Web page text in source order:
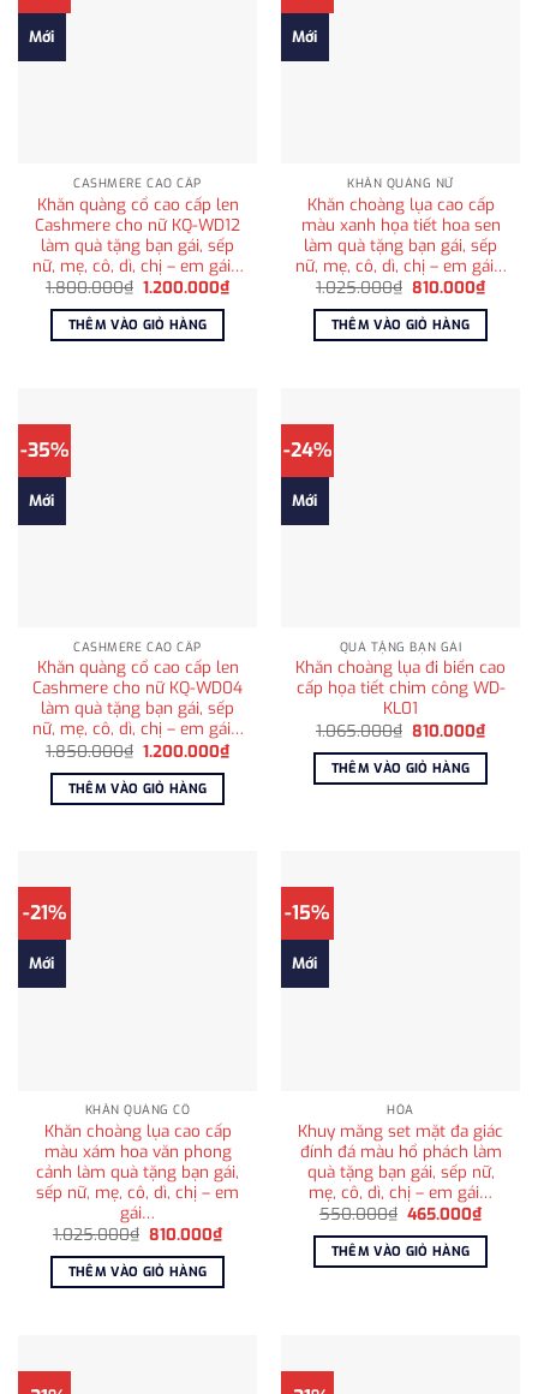
Mới
CASHMERE CAO CẤP
Khăn quàng cổ cao cấp len
Cashmere cho nữ KQ-WD12
làm quà tặng bạn gái, sếp
nữ, mẹ, cô, dì, chị – em gái…
1.800.000₫ Giá
là:
1.800.000₫.
1.200.000₫Giá
hiện
1.200.000₫.
THÊM VÀO GIỎ HÀNG
Mới
KHĂN QUÀNG NỮ
Khăn choàng lụa cao cấp
màu xanh họa tiết hoa sen
làm quà tặng bạn gái, sếp
nữ, mẹ, cô, dì, chị – em gái…
1.025.000₫ Giá
là:
1.025.000₫.
810.000₫Giá
hiện
tại
THÊM VÀO GIỎ HÀNG
-35%
Mới
CASHMERE CAO CẤP
Khăn quàng cổ cao cấp len
Cashmere cho nữ KQ-WD04
làm quà tặng bạn gái, sếp
nữ, mẹ, cô, dì, chị – em gái…
1.850.000₫ Giá
là:
1.850.000₫.
1.200.000₫Giá
hiện
THÊM VÀO GIỎ HÀNG
-24%
Mới
QUÀ TẶNG BẠN GÁI
Khăn choàng lụa đi biển cao
cấp họa tiết chim công WD-
KL01
1.065.000₫ Giá
là:
1.065.000₫.
810.000₫Giá
hiện
tại
THÊM VÀO GIỎ HÀNG
-21%
Mới
KHĂN QUÀNG CỔ
Khăn choàng lụa cao cấp
màu xám hoa văn phong
cảnh làm quà tặng bạn gái,
sếp nữ, mẹ, cô, dì, chị – em
gái…
1.025.000₫ Giá
là:
1.025.000₫.
810.000₫Giá
tại
THÊM VÀO GIỎ HÀNG
-15%
Mới
HỎA
Khuy măng set mặt đa giác
đính đá màu hổ phách làm
quà tặng bạn gái, sếp nữ,
mẹ, cô, dì, chị – em gái…
550.000₫ Giá
là:
550.000₫.
465.000₫Giá
tại
THÊM VÀO GIỎ HÀNG